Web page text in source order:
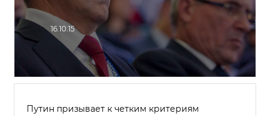
16.10.15
Путин призывает к четким критериям